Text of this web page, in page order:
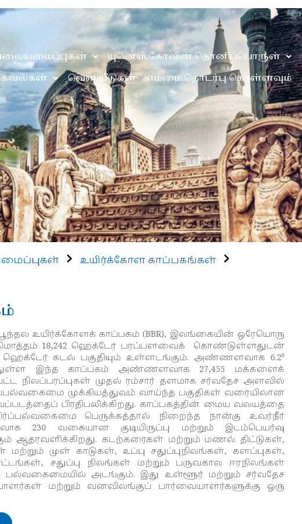
யுனெஸ்கோவின் தொனிப்பொருள்
வெளியீடுகள் எம்மை தொடர்பு கொள்ளவும்
உயிர்க்கோள காப்பகங்கள்
உயிர்க்கோளக் காப்பகம் (BBR), இலங்கையின் ஒரேயொரு
18,242 ஹெக்டேர் பரப்பளவைக் கொண்டுள்ளதுடன்
ஹெக்டேர் கடல் பகுதியும் உள்ளடங்கும். அண்ணளவாக 6.2⁰
இந்த காப்பகம் அண்ணளவாக 27,455 மக்களைக்
முதல் ரம்சார் தளமாக சர்வதேச அளவில்
முக்கியத்துவம் வாய்ந்த பகுதிகள் வரையிலான
பிரதிபலிக்கிறது. காப்பகத்தின் மைய வலயத்தை
பெருக்கத்தால் நிறைந்த நான்கு உவர்நீர்
வகையான குடியிருப்பு மற்றும் இடம்பெயர்வு
ஆதரவளிக்கிறது. கடற்கரைகள் மற்றும் மணல் திட்டுகள்,
மற்றும் முள் காடுகள், உப்பு சதுப்புநிலங்கள், களப்புகள்,
சதுப்பு நிலங்கள் மற்றும் பருவகால ஈரநிலங்கள்
அடங்கும். இது உள்ளூர் மற்றும் சர்வதேச
மற்றும் வனவிலங்குப் பார்வையாளர்களுக்கு ஒரு